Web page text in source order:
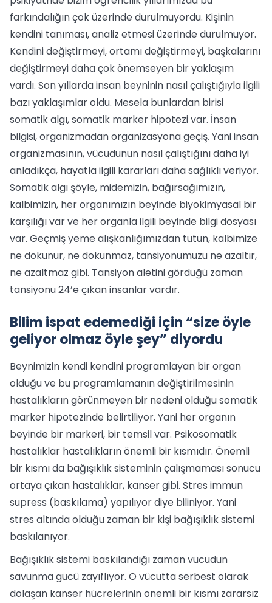
farkındalığın çok üzerinde durulmuyordu. Kişinin
kendini tanıması, analiz etmesi üzerinde durulmuyor.
Kendini değiştirmeyi, ortamı değiştirmeyi, başkalarını
değiştirmeyi daha çok önemseyen bir yaklaşım
vardı. Son yıllarda insan beyninin nasıl çalıştığıyla ilgili
bazı yaklaşımlar oldu. Mesela bunlardan birisi
somatik algı, somatik marker hipotezi var. İnsan
bilgisi, organizmadan organizasyona geçiş. Yani insan
organizmasının, vücudunun nasıl çalıştığını daha iyi
anladıkça, hayatla ilgili kararları daha sağlıklı veriyor.
Somatik algı şöyle, midemizin, bağırsağımızın,
kalbimizin, her organımızın beyinde biyokimyasal bir
karşılığı var ve her organla ilgili beyinde bilgi dosyası
var. Geçmiş yeme alışkanlığımızdan tutun, kalbimize
ne dokunur, ne dokunmaz, tansiyonumuzu ne azaltır,
ne azaltmaz gibi. Tansiyon aletini gördüğü zaman
tansiyonu 24’e çıkan insanlar vardır.
Bilim ispat edemediği için “size öyle
geliyor olmaz öyle şey” diyordu
Beynimizin kendi kendini programlayan bir organ
olduğu ve bu programlamanın değiştirilmesinin
hastalıkların görünmeyen bir nedeni olduğu somatik
marker hipotezinde belirtiliyor. Yani her organın
beyinde bir markeri, bir temsil var. Psikosomatik
hastalıklar hastalıkların önemli bir kısmıdır. Önemli
bir kısmı da bağışıklık sisteminin çalışmaması sonucu
ortaya çıkan hastalıklar, kanser gibi. Stres immun
supress (baskılama) yapılıyor diye biliniyor. Yani
stres altında olduğu zaman bir kişi bağışıklık sistemi
baskılanıyor.
Bağışıklık sistemi baskılandığı zaman vücudun
savunma gücü zayıflıyor. O vücutta serbest olarak
dolaşan kanser hücrelerinin önemli bir kısmı zararsız